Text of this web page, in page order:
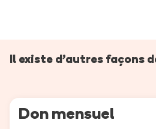
Il existe d’autres façons
Don mensuel